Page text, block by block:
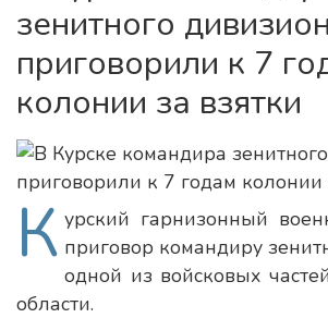
зенитного
приговорили к 7
колонии за взятки
К урский гарнизонный
приговор командиру
одной из войсковых
области.